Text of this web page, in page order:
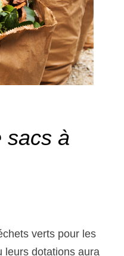
sacs à
verts pour les
leurs dotations aura